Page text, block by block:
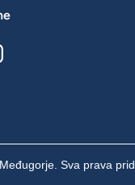
Sva prava